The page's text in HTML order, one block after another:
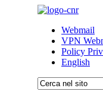
Webmail
VPN
Policy
English